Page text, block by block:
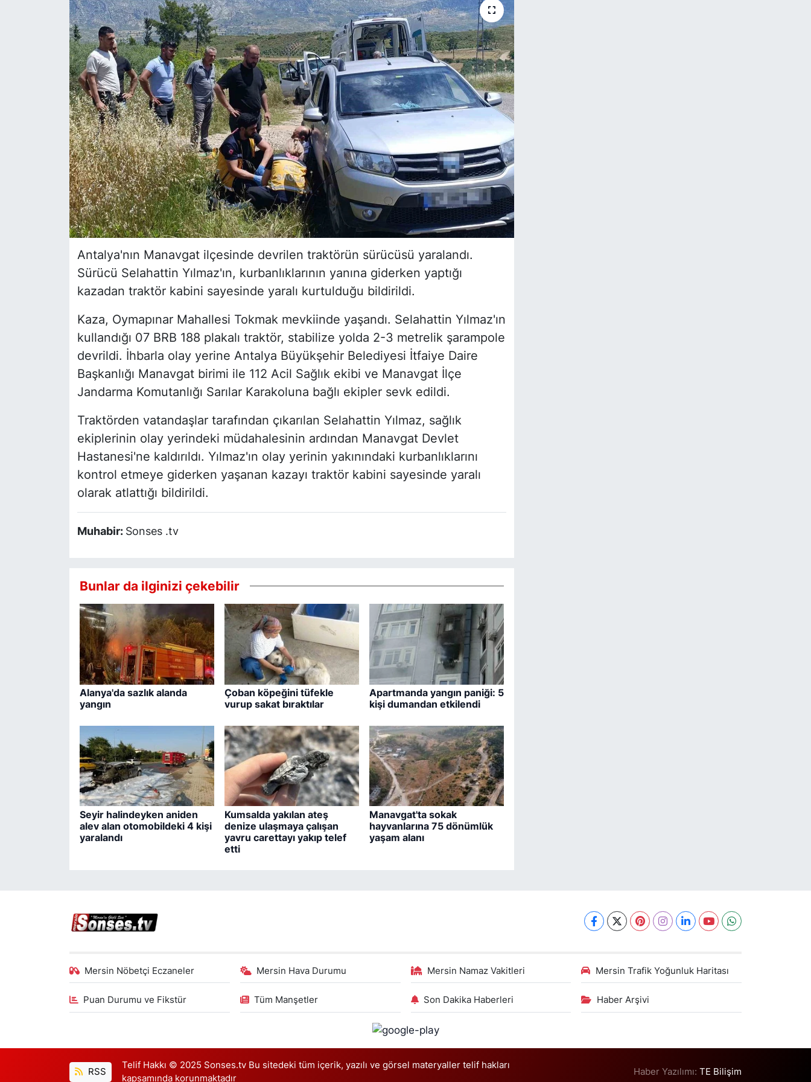
Antalya'nın Manavgat ilçesinde devrilen traktörün sürücüsü yaralandı.
Sürücü Selahattin Yılmaz'ın, kurbanlıklarının yanına giderken yaptığı
kazadan traktör kabini sayesinde yaralı kurtulduğu bildirildi.
Kaza, Oymapınar Mahallesi Tokmak mevkiinde yaşandı. Selahattin Yılmaz'ın
kullandığı 07 BRB 188 plakalı traktör, stabilize yolda 2-3 metrelik şarampole
devrildi. İhbarla olay yerine Antalya Büyükşehir Belediyesi İtfaiye Daire
Başkanlığı Manavgat birimi ile 112 Acil Sağlık ekibi ve Manavgat İlçe
Jandarma Komutanlığı Sarılar Karakoluna bağlı ekipler sevk edildi.
Traktörden vatandaşlar tarafından çıkarılan Selahattin Yılmaz, sağlık
ekiplerinin olay yerindeki müdahalesinin ardından Manavgat Devlet
Hastanesi'ne kaldırıldı. Yılmaz'ın olay yerinin yakınındaki kurbanlıklarını
kontrol etmeye giderken yaşanan kazayı traktör kabini sayesinde yaralı
olarak atlattığı bildirildi.
Muhabir: Sonses .tv
Bunlar da ilginizi çekebilir
Alanya'da sazlık alanda
yangın
Çoban köpeğini tüfekle
vurup sakat bıraktılar
Apartmanda yangın paniği: 5
kişi dumandan etkilendi
Seyir halindeyken aniden
alev alan otomobildeki 4 kişi
yaralandı
Kumsalda yakılan ateş
denize ulaşmaya çalışan
yavru carettayı yakıp telef
etti
Manavgat'ta sokak
hayvanlarına 75 dönümlük
yaşam alanı
Mersin Nöbetçi Eczaneler Mersin Hava Durumu Mersin Namaz Vakitleri Mersin Trafik Yoğunluk Haritası
Puan Durumu ve Fikstür Tüm Manşetler Son Dakika Haberleri Haber Arşivi
RSS
Telif Hakkı © 2025 Sonses.tv Bu sitedeki tüm içerik, yazılı ve görsel materyaller telif hakları
kapsamında korunmaktadır
Haber Yazılımı:TE Bilişim
Siyaset
YEREL HABER
Haberde insan
Tanıtım